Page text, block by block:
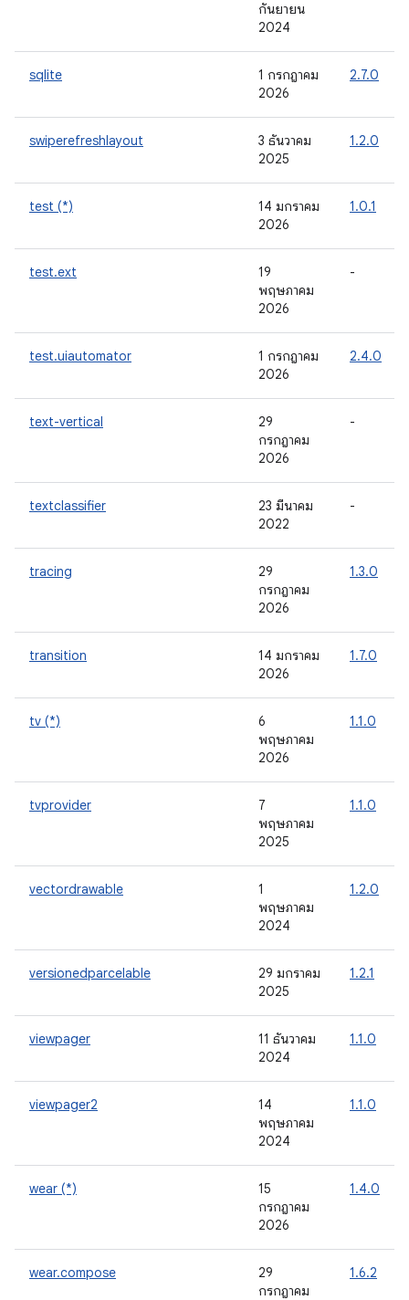
กันยายน
2024
sqlite
1 กรกฎาคม
2026
2.7.0
swiperefreshlayout
3 ธันวาคม
2025
1.2.0
test (*)
14 มกราคม
2026
1.0.1
test.ext
19
พฤษภาคม
2026
-
test.uiautomator
1 กรกฎาคม
2026
2.4.0
text-vertical
29
กรกฎาคม
2026
-
textclassifier
23 มีนาคม
2022
-
tracing
29
กรกฎาคม
2026
1.3.0
transition
14 มกราคม
2026
1.7.0
tv (*)
6
พฤษภาคม
2026
1.1.0
tvprovider
7
พฤษภาคม
2025
1.1.0
vectordrawable
1
พฤษภาคม
2024
1.2.0
versionedparcelable
29 มกราคม
2025
1.2.1
viewpager
11 ธันวาคม
2024
1.1.0
viewpager2
14
พฤษภาคม
2024
1.1.0
wear (*)
15
กรกฎาคม
2026
1.4.0
wear.compose
29
กรกฎาคม
1.6.2